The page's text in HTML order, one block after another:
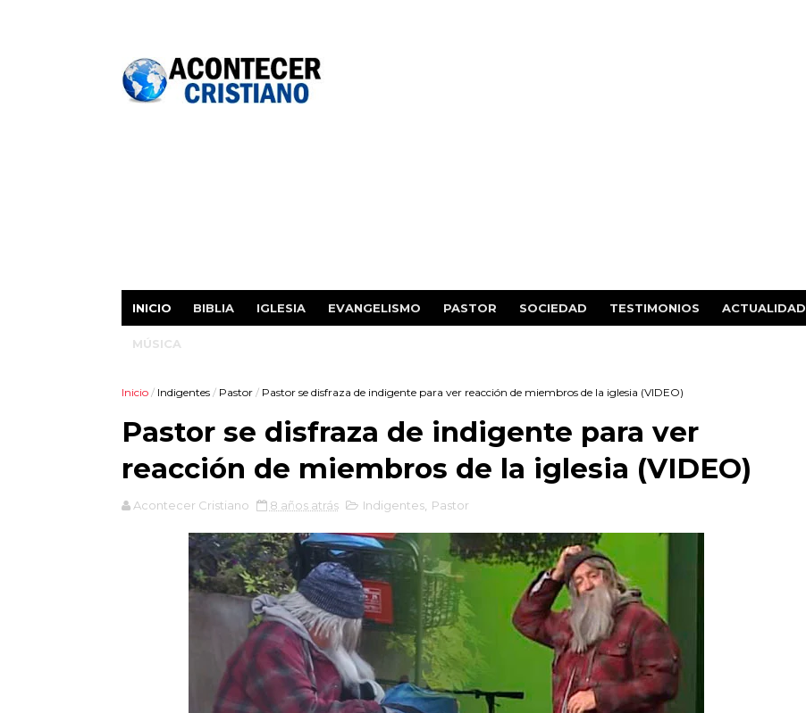
INICIO BIBLIA IGLESIA EVANGELISMO PASTOR SOCIEDAD TESTIMONIOS ACTUALIDAD
MÚSICA
Inicio / Indigentes / Pastor / Pastor se disfraza de indigente para ver reacción de miembros de la iglesia (VIDEO)
Pastor se disfraza de indigente para ver
reacción de miembros de la iglesia (VIDEO)
Acontecer Cristiano 8 años atrás Indigentes, Pastor